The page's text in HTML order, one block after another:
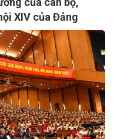
XIV của Đảng